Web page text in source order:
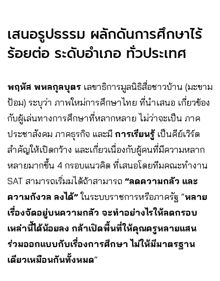
เสนอรูปธรรม ผลักดันการศึกษาไร้
ร้อยต่อ ระดับอำเภอ ทั่วประเทศ
พฤหัส พหลกุลบุตร เลขาธิการมูลนิธิสื่อชาวบ้าน (มะขาม
ป้อม) ระบุว่า ภาพใหม่การศึกษาไทย ที่นำเสนอ เกี่ยวข้อง
กับผู้เล่นทางการศึกษาที่หลากหลาย ไม่ว่าจะเป็น ภาค
ประชาสังคม ภาคธุรกิจ และมี การเรียนรู้เป็นคีย์เวิร์ด
สำคัญให้เปิดกว้าง และเกี่ยวเนื่องกับผู้คนที่มีความหลาก
หลายมากขึ้น 4 กรอบแนวคิด ที่เสนอโดยทีมคณะทำงาน
SAT สามารถเริ่มมได้ถ้าสามารถ “ลดความกลัว และ
ความกังวล ลงได้”ในระบบราชการหรือภาครัฐ “หลาย
เรื่องจัดอยู่บนความกลัว จะทำอย่างไรให้ลดกรอบ
เหล่านี้ได้น้อยลง กล้าเปิดพื้นที่ให้คุณครูหลายแสน
ร่วมออกแบบกับเรื่องการศึกษา ไม่ให้มีมาตรฐาน
เดียวเหมือนกันทั้งหมด“